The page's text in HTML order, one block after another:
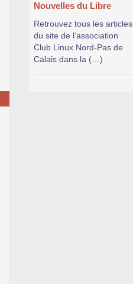
Nouvelles du Libre
Retrouvez tous les articles
du site de l’association
Club Linux Nord-Pas de
Calais dans la (…)